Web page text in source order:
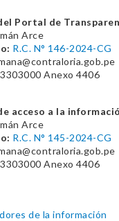
Portal de
Arce
R.C. N° 146-2024-CG
Anexo 4406
acceso a la
Arce
R.C. N° 145-2024-CG
Anexo 4406
de la información